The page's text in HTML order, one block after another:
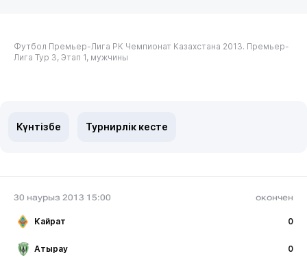
Футбол Премьер-Лига РК Чемпионат Казахстана 2013. Премьер-
Лига Тур 3, Этап 1, мужчины
Күнтізбе Турнирлік кесте
30 наурыз 2013 15:00 окончен
Кайрат 0
Атырау 0